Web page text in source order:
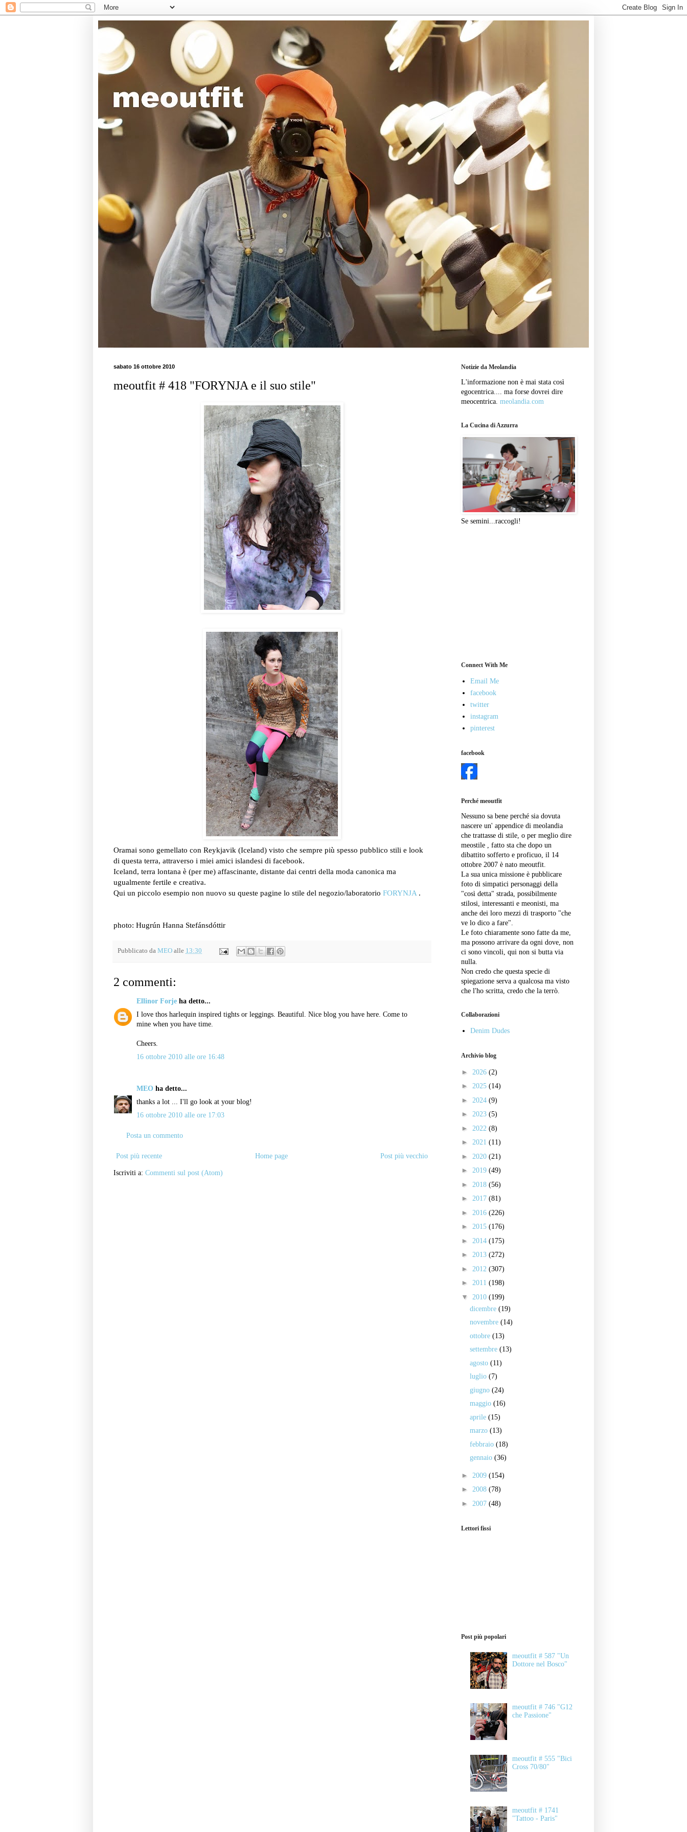
sabato 16 ottobre 2010
meoutfit # 418 "FORYNJA e il suo stile"
Oramai sono gemellato con Reykjavik (Iceland) visto che sempre più spesso pubblico stili e look
di questa terra, attraverso i miei amici islandesi di facebook.
Iceland, terra lontana è (per me) affascinante, distante dai centri della moda canonica ma
ugualmente fertile e creativa.
Qui un piccolo esempio non nuovo su queste pagine lo stile del negozio/laboratorio FORYNJA .
photo: Hugrún Hanna Stefánsdóttir
Pubblicato da MEO alle 13:30
2 commenti:
Ellinor Forje ha detto...
I love thos harlequin inspired tights or leggings. Beautiful. Nice blog you have here. Come to
mine when you have time.
Cheers.
16 ottobre 2010 alle ore 16:48
MEO ha detto...
thanks a lot ... I'll go look at your blog!
16 ottobre 2010 alle ore 17:03
Posta un commento
Post più recente Post più vecchio
Home page
Iscriviti a: Commenti sul post (Atom)
Notizie da Meolandia
L'informazione non è mai stata così
egocentrica.... ma forse dovrei dire
meocentrica. meolandia.com
La Cucina di Azzurra
Se semini...raccogli!
Connect With Me
Email Me
facebook
twitter
instagram
pinterest
facebook
Perché meoutfit
Nessuno sa bene perché sia dovuta
nascere un' appendice di meolandia
che trattasse di stile, o per meglio dire
meostile , fatto sta che dopo un
dibattito sofferto e proficuo, il 14
ottobre 2007 è nato meoutfit.
La sua unica missione è pubblicare
foto di simpatici personaggi della
"così detta" strada, possibilmente
stilosi, interessanti e meonisti, ma
anche dei loro mezzi di trasporto "che
ve lo dico a fare".
Le foto chiaramente sono fatte da me,
ma possono arrivare da ogni dove, non
ci sono vincoli, qui non si butta via
nulla.
Non credo che questa specie di
spiegazione serva a qualcosa ma visto
che l'ho scritta, credo che la terrò.
Collaborazioni
Denim Dudes
Archivio blog
► 2026 (2)
► 2025 (14)
► 2024 (9)
► 2023 (5)
► 2022 (8)
► 2021 (11)
► 2020 (21)
► 2019 (49)
► 2018 (56)
► 2017 (81)
► 2016 (226)
► 2015 (176)
► 2014 (175)
► 2013 (272)
► 2012 (307)
► 2011 (198)
▼ 2010 (199)
dicembre (19)
novembre (14)
ottobre (13)
settembre (13)
agosto (11)
luglio (7)
giugno (24)
maggio (16)
aprile (15)
marzo (13)
febbraio (18)
gennaio (36)
► 2009 (154)
► 2008 (78)
► 2007 (48)
Lettori fissi
Post più popolari
meoutfit # 587 "Un
Dottore nel Bosco"
meoutfit # 746 "G12
che Passione"
meoutfit # 555 "Bici
Cross 70/80"
meoutfit # 1741
"Tattoo - Paris"